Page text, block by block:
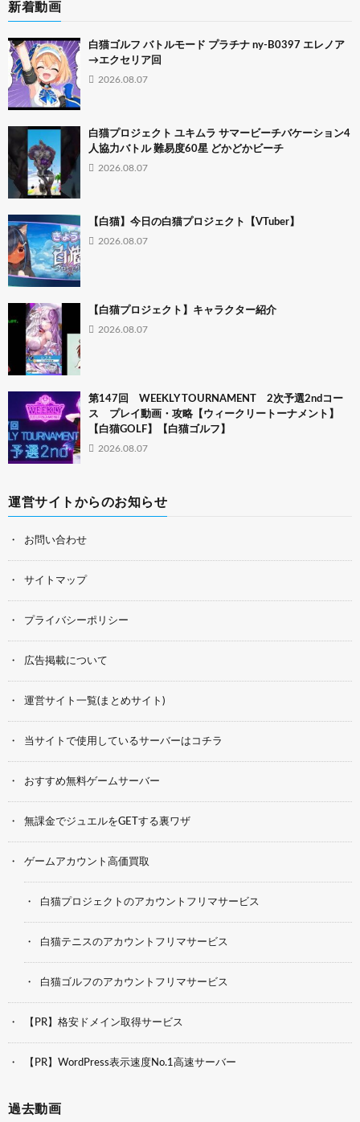
新着動画
白猫ゴルフ バトルモード プラチナ ny-B0397 エレノア
→エクセリア回
2026.08.07
白猫プロジェクト ユキムラ サマービーチバケーション4
人協力バトル 難易度60星 どかどかビーチ
2026.08.07
【白猫】今日の白猫プロジェクト【VTuber】
2026.08.07
【白猫プロジェクト】キャラクター紹介
2026.08.07
第147回 WEEKLY TOURNAMENT 2次予選2ndコー
ス プレイ動画・攻略【ウィークリートーナメント】
【白猫GOLF】【白猫ゴルフ】
2026.08.07
運営サイトからのお知らせ
お問い合わせ
サイトマップ
プライバシーポリシー
広告掲載について
運営サイト一覧(まとめサイト)
当サイトで使用しているサーバーはコチラ
おすすめ無料ゲームサーバー
無課金でジュエルをGETする裏ワザ
ゲームアカウント高価買取
白猫プロジェクトのアカウントフリマサービス
白猫テニスのアカウントフリマサービス
白猫ゴルフのアカウントフリマサービス
【PR】格安ドメイン取得サービス
【PR】WordPress表示速度No.1高速サーバー
過去動画